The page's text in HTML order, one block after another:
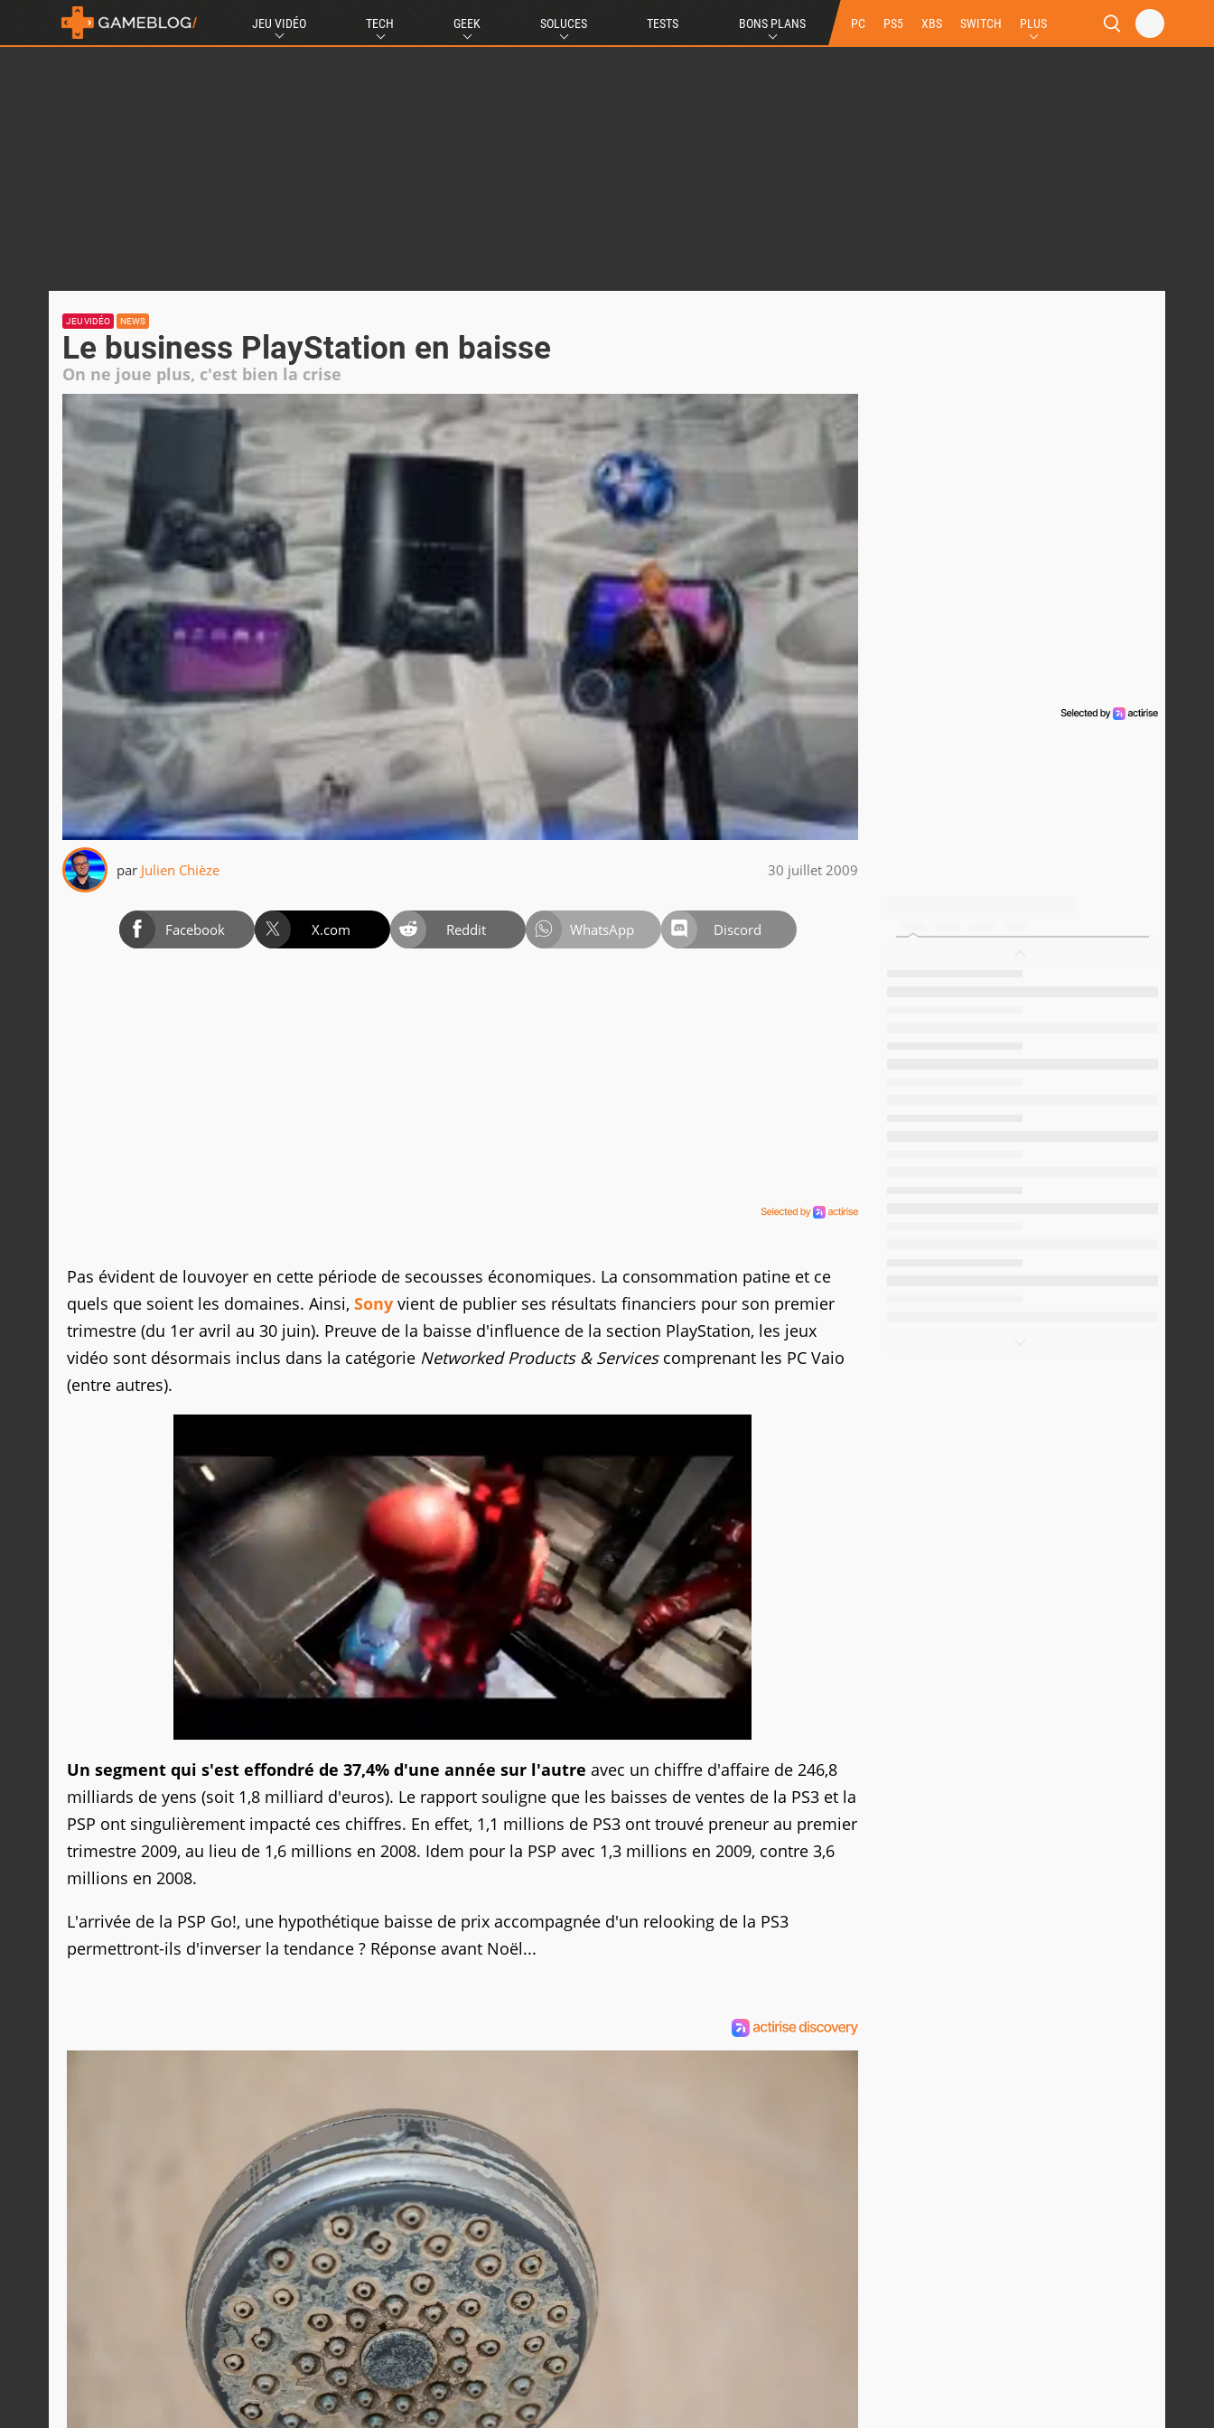
JEU VIDÉO TECH GEEK SOLUCES TESTS BONS PLANS PC PS5 XBS SWITCH PLUS
JEU VIDÉO NEWS
Le business PlayStation en baisse
On ne joue plus, c'est bien la crise
par Julien Chièze 30 juillet 2009
Facebook X.com Reddit WhatsApp Discord
Pas évident de louvoyer en cette période de secousses économiques. La consommation patine et ce
quels que soient les domaines. Ainsi, Sony vient de publier ses résultats financiers pour son premier
trimestre (du 1er avril au 30 juin). Preuve de la baisse d'influence de la section PlayStation, les jeux
vidéo sont désormais inclus dans la catégorie Networked Products & Servicescomprenant les PC Vaio
(entre autres).
Un segment qui s'est effondré de 37,4% d'une année sur l'autre avec un chiffre d'affaire de 246,8
milliards de yens (soit 1,8 milliard d'euros). Le rapport souligne que les baisses de ventes de la PS3 et la
PSP ont singulièrement impacté ces chiffres. En effet, 1,1 millions de PS3 ont trouvé preneur au premier
trimestre 2009, au lieu de 1,6 millions en 2008. Idem pour la PSP avec 1,3 millions en 2009, contre 3,6
millions en 2008.
L'arrivée de la PSP Go!, une hypothétique baisse de prix accompagnée d'un relooking de la PS3
permettront-ils d'inverser la tendance ? Réponse avant Noël...